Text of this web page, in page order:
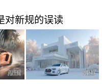
对新规的误读